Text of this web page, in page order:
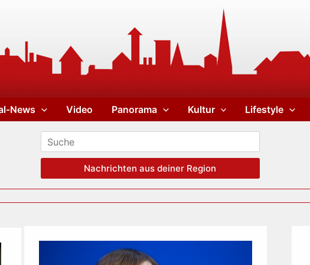
News Video Panorama Kultur Lifestyle
Nachrichten aus deiner Region